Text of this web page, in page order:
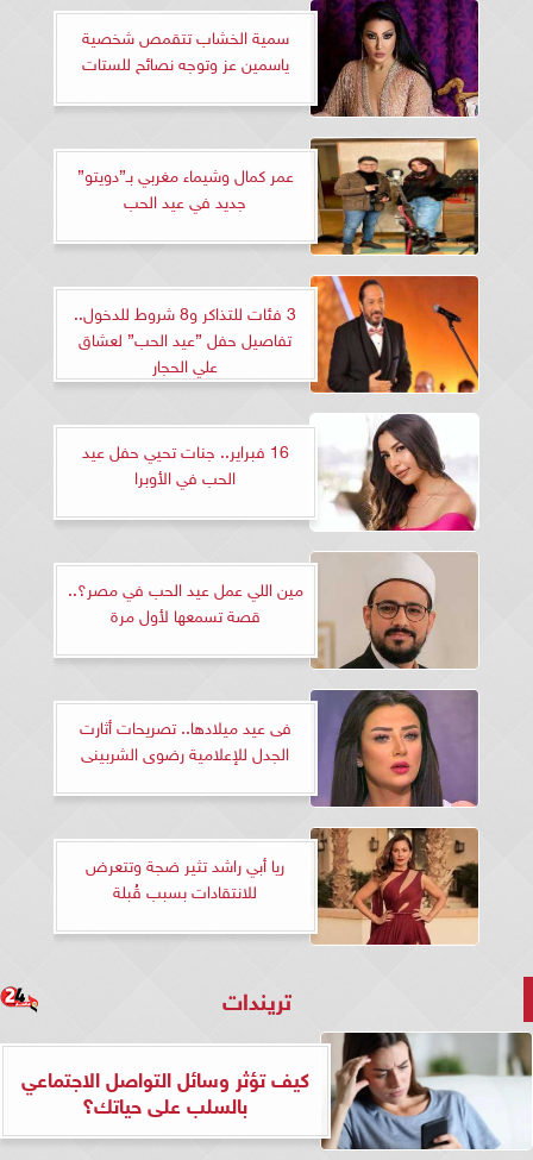
سمية الخشاب تتقمص شخصية
ياسمين عز وتوجه نصائح للستات
عمر كمال وشيماء مغربي بـ”دويتو”
جديد في عيد الحب
3 فئات للتذاكر و8 شروط للدخول..
تفاصيل حفل ”عيد الحب” لعشاق
علي الحجار
16 فبراير.. جنات تحيي حفل عيد
الحب في الأوبرا
مين اللي عمل عيد الحب في مصر؟..
قصة تسمعها لأول مرة
فى عيد ميلادها.. تصريحات أثارت
الجدل للإعلامية رضوى الشربينى
ريا أبي راشد تثير ضجة وتتعرض
للانتقادات بسبب قُبلة
تريندات
كيف تؤثر وسائل التواصل الاجتماعي
بالسلب على حياتك؟